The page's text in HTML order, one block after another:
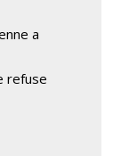
a
refuse